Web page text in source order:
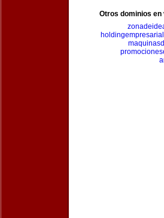
Otros dominios en